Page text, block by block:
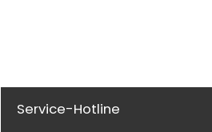
Service-Hotline